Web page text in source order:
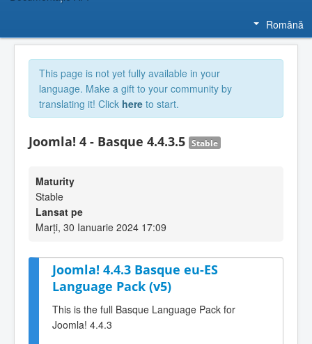
Română
This page is not yet fully available in your
language. Make a gift to your community by
translating it! Click here to start.
Joomla! 4 - Basque 4.4.3.5 Stable
Maturity
Stable
Lansat pe
Marți, 30 Ianuarie 2024 17:09
Joomla! 4.4.3 Basque eu-ES
Language Pack (v5)
This is the full Basque Language Pack for
Joomla! 4.4.3